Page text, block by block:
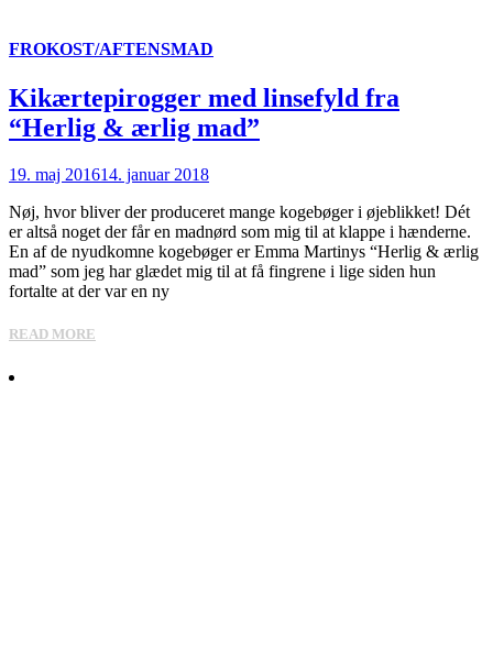
FROKOST/AFTENSMAD
Kikærtepirogger med linsefyld fra
“Herlig & ærlig mad”
19. maj 201614. januar 2018
Nøj, hvor bliver der produceret mange kogebøger i øjeblikket! Dét
er altså noget der får en madnørd som mig til at klappe i hænderne.
En af de nyudkomne kogebøger er Emma Martinys “Herlig & ærlig
mad” som jeg har glædet mig til at få fingrene i lige siden hun
fortalte at der var en ny
READ MORE